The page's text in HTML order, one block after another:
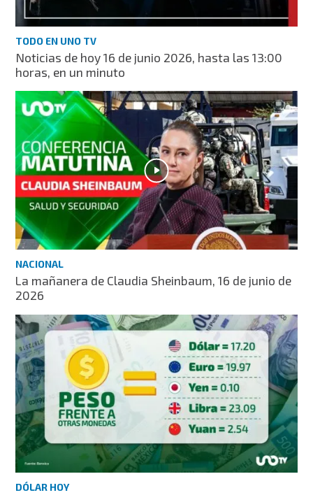
TODO EN UNO TV
Noticias de hoy 16 de junio 2026, hasta las 13:00
horas, en un minuto
NACIONAL
La mañanera de Claudia Sheinbaum, 16 de junio de
2026
DÓLAR HOY